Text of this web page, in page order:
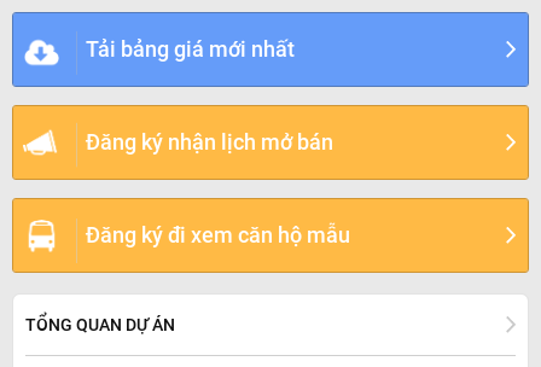
CHỌN LOẠI TIỆN ÍCH
Trường học
TT Thể thao, giải trí
Địa điểm mua sắm
Dự án
Bến xe, trạm xe
Tải bảng giá mới nhất
Đăng ký nhận lịch mở bán
Đăng ký đi xem căn hộ mẫu
TỔNG QUAN DỰ ÁN